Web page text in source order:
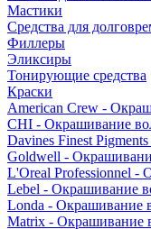
Мастики
Средства для
Филлеры
Эликсиры
Тонирующие средства
Краски
American Crew -
CHI - Окрашивание
Davines Finest
Goldwell -
L'Oreal Professionnel -
Lebel - Окрашивание
Londa - Окрашивание
Matrix - Окрашивание